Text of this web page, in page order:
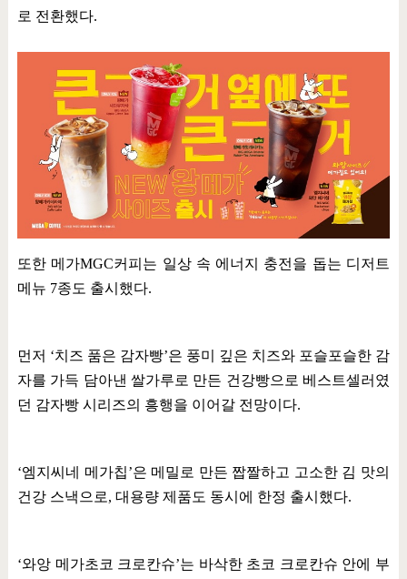
로 전환했다.
또한 메가MGC커피는 일상 속 에너지 충전을 돕는 디저트
메뉴 7종도 출시했다.
먼저 ‘치즈 품은 감자빵’은 풍미 깊은 치즈와 포슬포슬한 감
자를 가득 담아낸 쌀가루로 만든 건강빵으로 베스트셀러였
던 감자빵 시리즈의 흥행을 이어갈 전망이다.
‘엠지씨네 메가칩’은 메밀로 만든 짭짤하고 고소한 김 맛의
건강 스낵으로, 대용량 제품도 동시에 한정 출시했다.
‘와앙 메가초코 크로칸슈’는 바삭한 초코 크로칸슈 안에 부